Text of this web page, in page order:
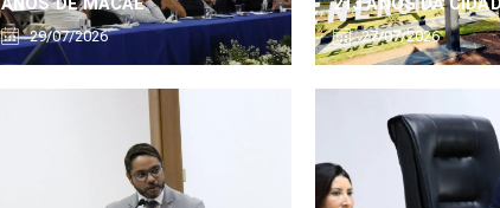
ANOS DE MACAÉ
29/07/2026
213 ANOS DA
27/07/2026